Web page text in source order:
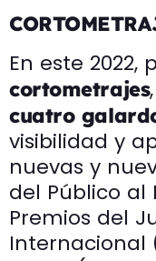
En este 2022,
cortometrajes
cuatro
visibilidad y
nuevas y
del Público al
Premios del
Internacional